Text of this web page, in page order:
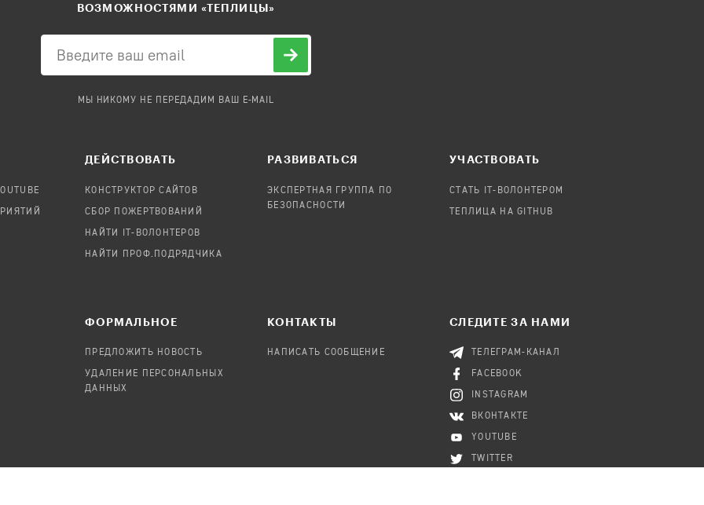
ВОЗМОЖНОСТЯМИ «ТЕПЛИЦЫ»
МЫ НИКОМУ НЕ ПЕРЕДАДИМ ВАШ E-MAIL
ДЕЙСТВОВАТЬ
КОНСТРУКТОР САЙТОВ
СБОР ПОЖЕРТВОВАНИЙ
НАЙТИ IT-ВОЛОНТЕРОВ
НАЙТИ ПРОФ.ПОДРЯДЧИКА
РАЗВИВАТЬСЯ
ЭКСПЕРТНАЯ ГРУППА ПО
БЕЗОПАСНОСТИ
УЧАСТВОВАТЬ
СТАТЬ IT-ВОЛОНТЕРОМ
ТЕПЛИЦА НА GITHUB
ФОРМАЛЬНОЕ
ПРЕДЛОЖИТЬ НОВОСТЬ
УДАЛЕНИЕ ПЕРСОНАЛЬНЫХ
ДАННЫХ
КОНТАКТЫ
НАПИСАТЬ СООБЩЕНИЕ
СЛЕДИТЕ ЗА НАМИ
ТЕЛЕГРАМ-КАНАЛ
FACEBOOK
INSTAGRAM
ВКОНТАКТЕ
YOUTUBE
TWITTER